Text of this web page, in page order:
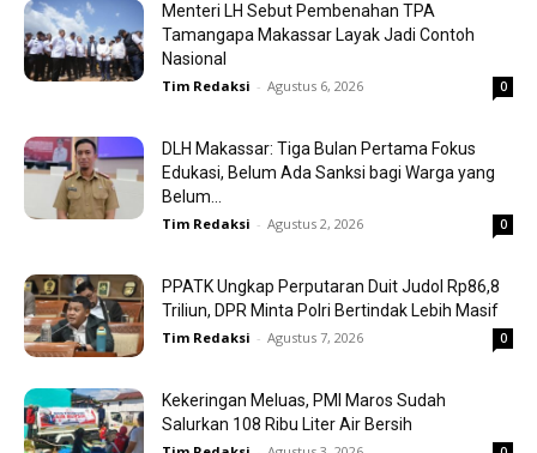
Menteri LH Sebut Pembenahan TPA
Tamangapa Makassar Layak Jadi Contoh
Nasional
Tim Redaksi - Agustus 6, 2026 0
DLH Makassar: Tiga Bulan Pertama Fokus
Edukasi, Belum Ada Sanksi bagi Warga yang
Belum...
Tim Redaksi - Agustus 2, 2026 0
PPATK Ungkap Perputaran Duit Judol Rp86,8
Triliun, DPR Minta Polri Bertindak Lebih Masif
Tim Redaksi - Agustus 7, 2026 0
Kekeringan Meluas, PMI Maros Sudah
Salurkan 108 Ribu Liter Air Bersih